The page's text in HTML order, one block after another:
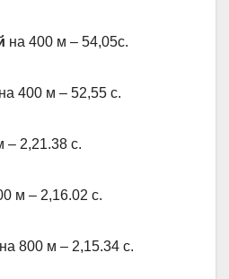
на 400 м – 54,05с.
на 400 м – 52,55 с.
– 2,21.38 с.
м – 2,16.02 с.
на 800 м – 2,15.34 с.